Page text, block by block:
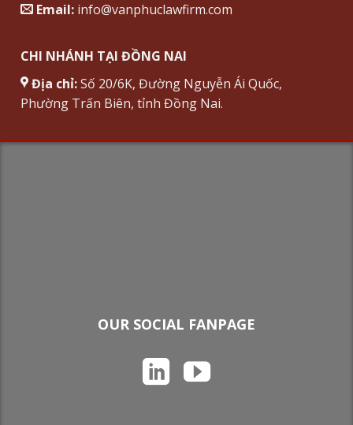
Email: info@vanphuclawfirm.com
CHI NHÁNH TẠI ĐỒNG NAI
Địa chỉ:Số 20/6K, Đường Nguyễn Ái Quốc,
Phường Trấn Biên, tỉnh Đồng Nai.
OUR SOCIAL FANPAGE